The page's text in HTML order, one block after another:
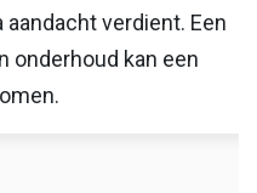
verdient. Een
onderhoud kan een